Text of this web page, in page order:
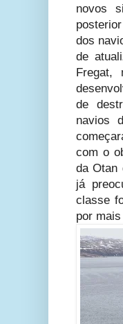
novos
dos
de
Fregat,
de
navios
com o
da Otan
já
classe
por